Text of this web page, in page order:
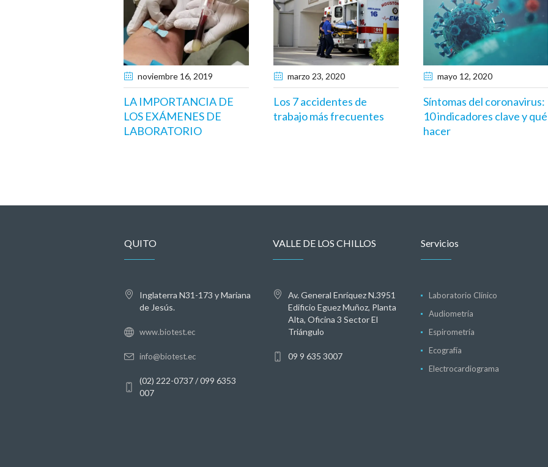
noviembre 16, 2019
LA IMPORTANCIA DE
LOS EXÁMENES DE
LABORATORIO
marzo 23, 2020
Los 7 accidentes de
trabajo más frecuentes
mayo 12, 2020
Síntomas del coronavirus:
10 indicadores clave y qué
hacer
QUITO
Inglaterra N31-173 y Mariana
de Jesús.
www.biotest.ec
info@biotest.ec
(02) 222-0737 / 099 6353
007
VALLE DE LOS CHILLOS
Av. General Enríquez N.3951
Edificio Eguez Muñoz, Planta
Alta, Oficina 3 Sector El
Triángulo
09 9 635 3007
Servicios
Laboratorio Clínico
Audiometría
Espirometría
Ecografía
Electrocardiograma